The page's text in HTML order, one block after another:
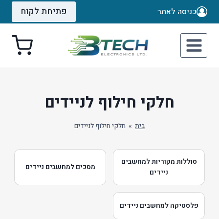
Skip
כניסה לאתר פתיחת לקוח
חלקי חילוף לניידים
בית » חלקי חילוף לניידים
סוללות מקוריות למחשבים
ניידים
מסכים למחשבים ניידים
פלסטיקה למחשבים ניידים